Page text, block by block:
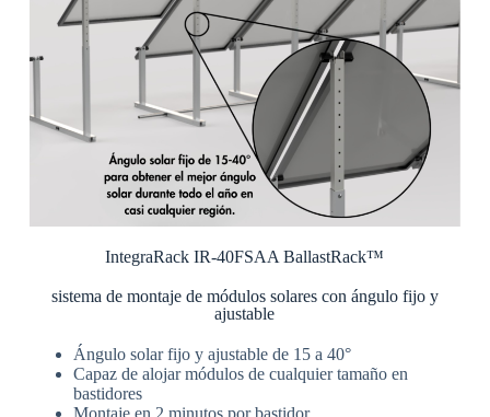
IntegraRack IR-40FSAA BallastRack™
sistema de montaje de módulos solares con ángulo fijo y
ajustable
Ángulo solar fijo y ajustable de 15 a 40°
Capaz de alojar módulos de cualquier tamaño en
bastidores